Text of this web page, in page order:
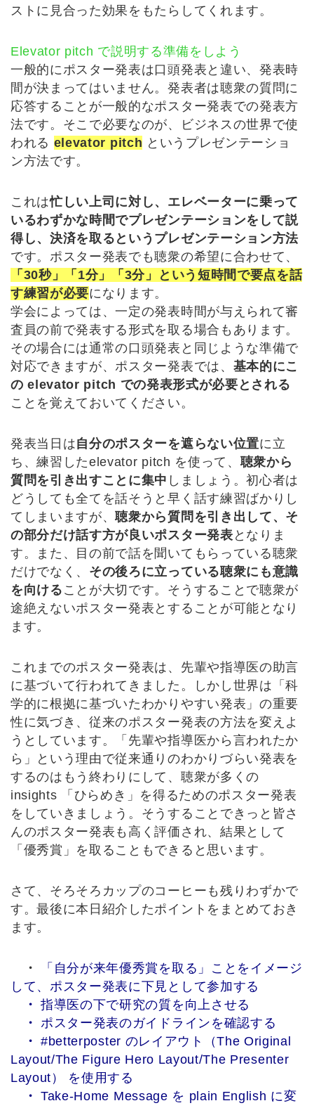
ストに見合った効果をもたらしてくれます。
Elevator pitch で説明する準備をしよう
一般的にポスター発表は口頭発表と違い、発表時
間が決まってはいません。発表者は聴衆の質問に
応答することが一般的なポスター発表での発表方
法です。そこで必要なのが、ビジネスの世界で使
われる elevator pitch というプレゼンテーショ
ン方法です。
これは忙しい上司に対し、エレベーターに乗って
いるわずかな時間でプレゼンテーションをして説
得し、決済を取るというプレゼンテーション方法
です。ポスター発表でも聴衆の希望に合わせて、
「30秒」「1分」「3分」という短時間で要点を話
す練習が必要になります。
学会によっては、一定の発表時間が与えられて審
査員の前で発表する形式を取る場合もあります。
その場合には通常の口頭発表と同じような準備で
対応できますが、ポスター発表では、 基本的にこ
の elevator pitch での発表形式が必要とされる
ことを覚えておいてください。
発表当日は自分のポスターを遮らない位置に立
ち、練習したelevator pitch を使って、 聴衆から
質問を引き出すことに集中 しましょう。初心者は
どうしても全てを話そうと早く話す練習ばかりし
てしまいますが、聴衆から質問を引き出して、そ
の部分だけ話す方が良いポスター発表 となりま
す。また、目の前で話を聞いてもらっている聴衆
だけでなく、 その後ろに立っている聴衆にも意識
を向ける ことが大切です。そうすることで聴衆が
途絶えないポスター発表とすることが可能となり
ます。
これまでのポスター発表は、先輩や指導医の助言
に基づいて行われてきました。しかし世界は「科
学的に根拠に基づいたわかりやすい発表」の重要
性に気づき、従来のポスター発表の方法を変えよ
うとしています。「先輩や指導医から言われたか
ら」という理由で従来通りのわかりづらい発表を
するのはもう終わりにして、聴衆が多くの
insights 「ひらめき」を得るためのポスター発表
をしていきましょう。そうすることできっと皆さ
んのポスター発表も高く評価され、結果として
「優秀賞」を取ることもできると思います。
さて、そろそろカップのコーヒーも残りわずかで
す。最後に本日紹介したポイントをまとめておき
ます。
・
「自分が来年優秀賞を取る」ことをイメージ
して、ポスター発表に下見として参加する
・ 指導医の下で研究の質を向上させる
・
ポスター発表のガイドラインを確認する
・ #betterposter のレイアウト（The Original
Layout/The Figure Hero Layout/The Presenter
Layout） を使用する
・ Take-Home Message を plain English に変